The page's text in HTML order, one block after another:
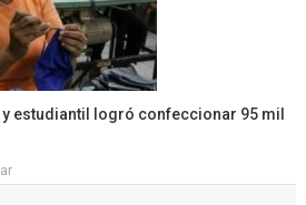
y estudiantil logró confeccionar 95 mil